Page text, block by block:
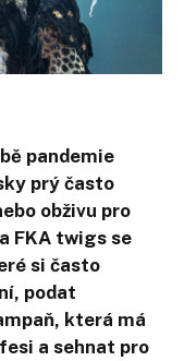
pandemie
prý často
obživu pro
FKA twigs se
si často
podat
která má
a sehnat pro